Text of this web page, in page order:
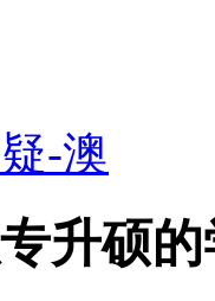
-澳
升硕